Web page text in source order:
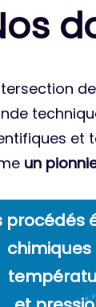
et
un
procédés
chimiques